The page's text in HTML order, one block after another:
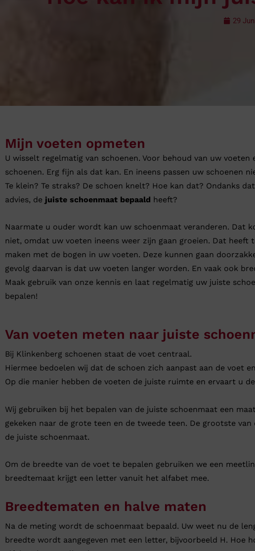
Lowa
29
Mijn voeten opmeten
U wisselt regelmatig van schoenen. Voor behoud van uw voeten
schoenen. Erg fijn als dat kan. En ineens passen uw schoenen
Te klein? Te straks? De schoen knelt? Hoe kan dat? Ondanks
advies, de juiste schoenmaat bepaald heeft?
Naarmate u ouder wordt kan uw schoenmaat veranderen. Dat
niet, omdat uw voeten ineens weer zijn gaan groeien. Dat heeft
maken met de bogen in uw voeten. Deze kunnen gaan
gevolg daarvan is dat uw voeten langer worden. En vaak ook
Maak gebruik van onze kennis en laat regelmatig uw juiste
bepalen!
Van voeten meten naar juiste
Bij Klinkenberg schoenen staat de voet centraal.
Hiermee bedoelen wij dat de schoen zich aanpast aan de voet
Op die manier hebben de voeten de juiste ruimte en ervaart u
Wij gebruiken bij het bepalen van de juiste schoenmaat een
gekeken naar de grote teen en de tweede teen. De grootste
de juiste schoenmaat.
Om de breedte van de voet te bepalen gebruiken we een
breedtemaat krijgt een letter vanuit het alfabet mee.
Breedtematen en halve maten
Na de meting wordt de schoenmaat bepaald. Uw weet nu de
breedte wordt aangegeven met een letter, bijvoorbeeld H.